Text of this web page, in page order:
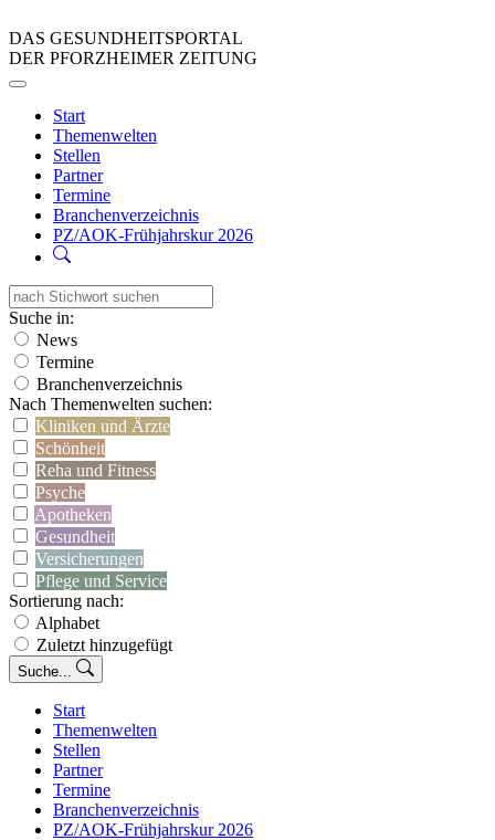
DAS GESUNDHEITSPORTAL
DER PFORZHEIMER ZEITUNG
Start
Themenwelten
Stellen
Partner
Termine
Branchenverzeichnis
PZ/AOK-Frühjahrskur 2026
Suche in:
News
Termine
Branchenverzeichnis
Nach Themenwelten suchen:
Kliniken und Ärzte
Schönheit
Reha und Fitness
Psyche
Apotheken
Gesundheit
Versicherungen
Pflege und Service
Sortierung nach:
Alphabet
Zuletzt hinzugefügt
Suche...
Start
Themenwelten
Stellen
Partner
Termine
Branchenverzeichnis
PZ/AOK-Frühjahrskur 2026